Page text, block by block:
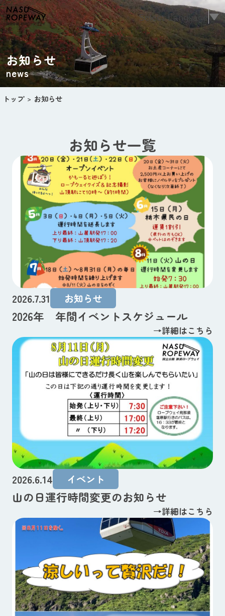
Select Language▼
お知らせ
news
トップ お知らせ
お知らせ一覧
2026.7.31 お知らせ
2026年 年間イベントスケジュール
→詳細はこちら
2026.6.14 イベント
山の日運行時間変更のお知らせ
→詳細はこちら